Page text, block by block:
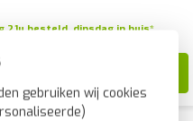
gebruiken wij cookies
21u besteld, dinsdag in huis*